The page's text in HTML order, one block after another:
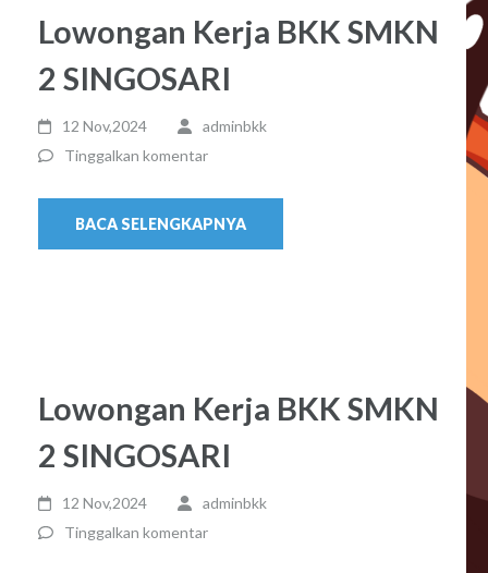
Lowongan Kerja BKK SMKN
2 SINGOSARI
12 Nov,2024
adminbkk
Tinggalkan komentar
BACA SELENGKAPNYA
Lowongan Kerja BKK SMKN
2 SINGOSARI
12 Nov,2024
adminbkk
Tinggalkan komentar